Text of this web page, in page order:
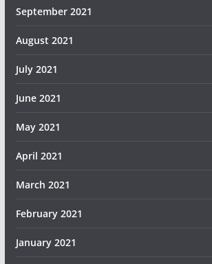
September 2021
August 2021
July 2021
June 2021
May 2021
April 2021
March 2021
February 2021
January 2021